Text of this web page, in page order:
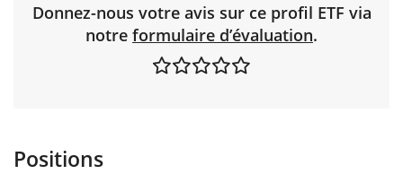
Donnez-nous votre avis sur ce profil ETF via
notre formulaire d’évaluation.
Positions